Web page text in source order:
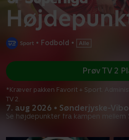
• Fodbold •
7. aug 2026 • Sønderjyske-
Se højdepunkter fra kampen mellem
Prøv TV 2
*Kræver pakken Favorit + Sport.
TV 2.